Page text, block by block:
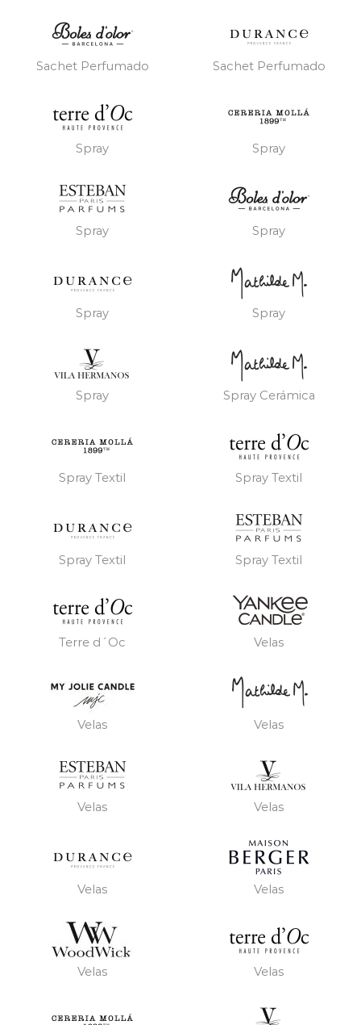
Sachet Perfumado Sachet Perfumado
Spray Spray
Spray Spray
Spray Spray
Spray Spray Cerámica
Spray Textil Spray Textil
Spray Textil Spray Textil
Terre d´Oc Velas
Velas Velas
Velas Velas
Velas Velas
Velas Velas